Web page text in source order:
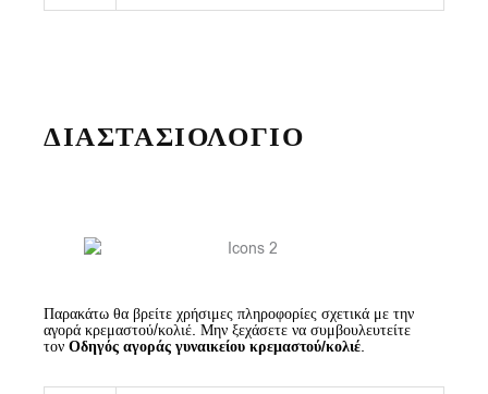
ΔΙΑΣΤΑΣΙΟΛΟΓΙΟ
Παρακάτω θα βρείτε χρήσιμες πληροφορίες σχετικά με την
αγορά κρεμαστού/κολιέ. Μην ξεχάσετε να συμβουλευτείτε
τον Οδηγός αγοράς γυναικείου κρεμαστού/κολιέ.